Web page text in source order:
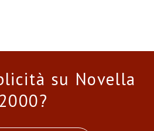
su Novella
2000?